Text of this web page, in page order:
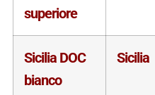
superiore
Sicilia DOC
bianco
Sicilia